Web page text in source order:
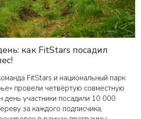
как FitStars посадил
FitStars и национальный парк
провели четвёртую совместную
день участники посадили 10 000
за каждого подписчика,